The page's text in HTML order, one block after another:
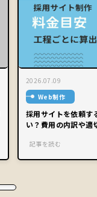
2026.07.09
Web制作
採用サイトを依頼す
い？費用の内訳や適
記事を読む